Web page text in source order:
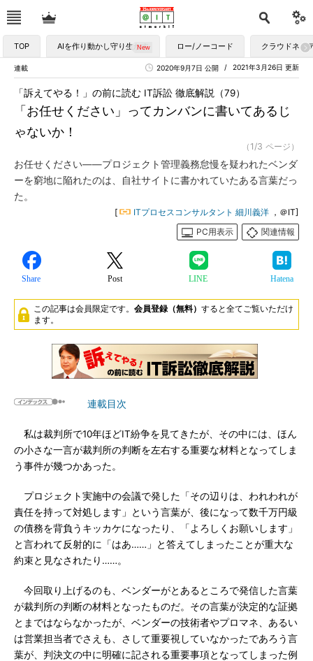
TOP AIを作り動かし守り生かす ロー/ノーコード クラウドネイ
連載 2021年3月26日 更新
2020年9月7日 公開
「お任せください」ってカンバンに書いてあるじ
ゃないか！
「訴えてやる！」の前に読む IT訴訟 徹底解説（79）
（1/3 ページ）
お任せください――プロジェクト管理義務怠慢を疑われたベンダ
ーを窮地に陥れたのは、自社サイトに書かれていたある言葉だっ
た。
[ ITプロセスコンサルタント 細川義洋 ，＠IT]
PC用表示
関連情報
Share Post LINE Hatena
この記事は会員限定です。 会員登録（無料） すると全てご覧いただけ
ます。
連載目次
私は裁判所で10年ほどIT紛争を見てきたが、その中には、ほん
の小さな一言が裁判所の判断を左右する重要な材料となってしま
う事件が幾つかあった。
プロジェクト実施中の会議で発した「その辺りは、われわれが
責任を持って対処します」という言葉が、後になって数千万円級
の債務を背負うキッカケになったり、「よろしくお願いします」
と言われて反射的に「はあ……」と答えてしまったことが重大な
約束と見なされたり……。
今回取り上げるのも、ベンダーがとあるところで発信した言葉
が裁判所の判断の材料となったものだ。その言葉が決定的な証拠
とまではならなかったが、ベンダーの技術者やプロマネ、あるい
は営業担当者でさえも、さして重要視していなかったであろう言
葉が、判決文の中に明確に記される重要事項となってしまった例